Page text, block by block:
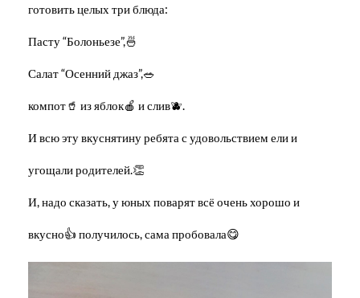
готовить целых три блюда:
Пасту “Болоньезе”,🍜
Салат “Осенний джаз”,🥗
компот🥤 из яблок🍎 и слив🫐.
И всю эту вкуснятину ребята с удовольствием ели и
угощали родителей.👏
И, надо сказать, у юных поварят всё очень хорошо и
вкусно👍 получилось, сама пробовала😋